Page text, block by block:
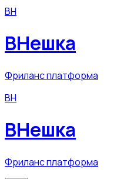
ВН
ВНешка
Фриланс платформа
ВН
ВНешка
Фриланс платформа